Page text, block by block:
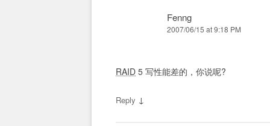
Fenng
2007/06/15 at 9:18 PM
RAID 5 写性能差的，你说呢?
Reply ↓